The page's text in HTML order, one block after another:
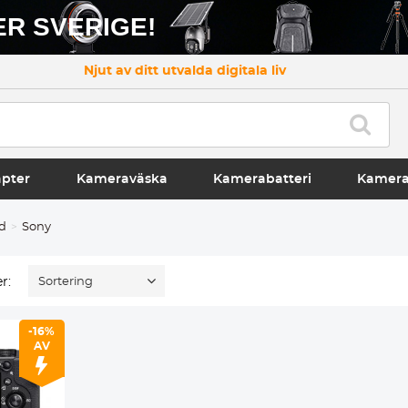
SVERIGE!
Njut av ditt utvalda digitala liv
Kameraväska Kamerabatteri Kamera
Sony
Sortering
-16%
AV